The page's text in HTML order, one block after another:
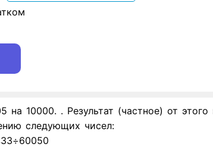
10000. . Результат (частное) от этого
следующих чисел: